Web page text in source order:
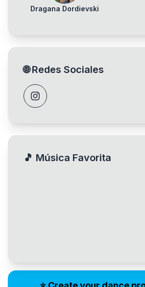
Dragana Dordievski
🌐Redes Sociales
🎵 Música Favorita